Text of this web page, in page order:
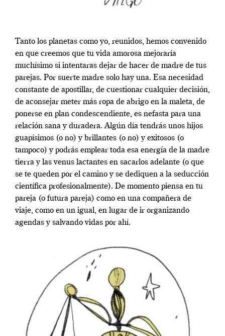
Tanto los planetas como yo, reunidos, hemos convenido
en que creemos que tu vida amorosa mejoraría
muchísimo si intentaras dejar de hacer de madre de tus
parejas. Por suerte madre solo hay una. Esa necesidad
constante de apostillar, de cuestionar cualquier decisión,
de aconsejar meter más ropa de abrigo en la maleta, de
ponerse en plan condescendiente, es nefasta para una
relación sana y duradera. Algún día tendrás unos hijos
guapísimos (o no) y brillantes (o no) y exitosos (o
tampoco) y podrás emplear toda esa energía de la madre
tierra y las venus lactantes en sacarlos adelante (o que
se te queden por el camino y se dediquen a la seducción
científica profesionalmente). De momento piensa en tu
pareja (o futura pareja) como en una compañera de
viaje, como en un igual, en lugar de ir organizando
agendas y salvando vidas por ahí.